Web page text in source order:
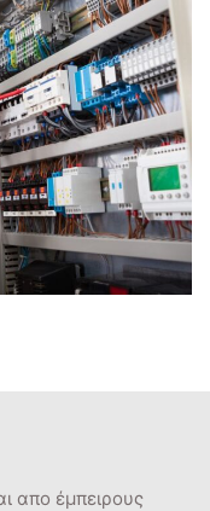
απο έμπειρους